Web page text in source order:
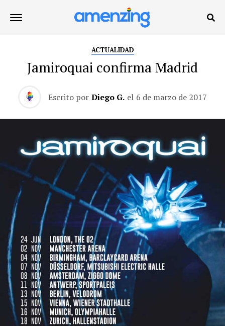
ACTUALIDAD
Jamiroquai confirma Madrid
Escrito por Diego G. el 6 de marzo de 2017